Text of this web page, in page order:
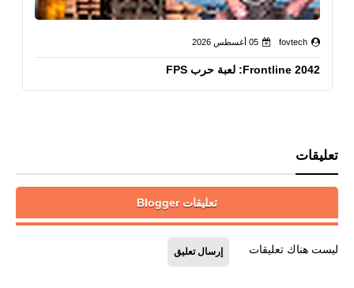
fovtech 05 أغسطس 2026
Frontline 2042: لعبة حرب FPS
تعليقات
تعليقات Blogger
ليست هناك تعليقات إرسال تعليق